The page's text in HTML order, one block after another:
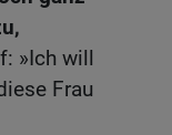
»Ich will
Frau